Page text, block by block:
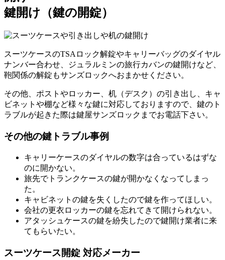
鍵開け（鍵の開錠）
スーツケースのTSAロック解錠やキャリーバッグのダイヤル
ナンバー合わせ、ジュラルミンの旅行カバンの鍵開けなど、
鞄関係の解錠もサンズロックへおまかせください。
その他、ポストやロッカー、机（デスク）の引き出し、キャ
ビネットや棚など様々な鍵に対応しておりますので、鍵のト
ラブルが起きた際は鍵屋サンズロックまでお電話下さい。
その他の鍵トラブル事例
キャリーケースのダイヤルの数字は合っているはずな
のに開かない。
旅先でトランクケースの鍵が開かなくなってしまっ
た。
キャビネットの鍵を失くしたので鍵を作ってほしい。
会社の更衣ロッカーの鍵を忘れてきて開けられない。
アタッシュケースの鍵を紛失したので鍵開け業者に来
てもらいたい。
スーツケース開錠 対応メーカー